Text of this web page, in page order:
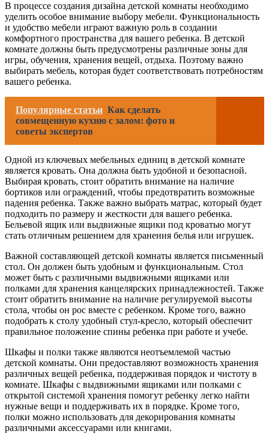
В процессе создания дизайна детской комнаты необходимо
уделить особое внимание выбору мебели. Функциональность
и удобство мебели играют важную роль в создании
комфортного пространства для вашего ребенка. В детской
комнате должны быть предусмотрены различные зоны для
игры, обучения, хранения вещей, отдыха. Поэтому важно
выбирать мебель, которая будет соответствовать потребностям
вашего ребенка.
Популярные статьи Как сделать
совмещенную кухню с залом: фото и
советы экспертов
Одной из ключевых мебельных единиц в детской комнате
является кровать. Она должна быть удобной и безопасной.
Выбирая кровать, стоит обратить внимание на наличие
бортиков или ограждений, чтобы предотвратить возможные
падения ребенка. Также важно выбрать матрас, который будет
подходить по размеру и жесткости для вашего ребенка.
Бельевой ящик или выдвижные ящики под кроватью могут
стать отличным решением для хранения белья или игрушек.
Важной составляющей детской комнаты является письменный
стол. Он должен быть удобным и функциональным. Стол
может быть с различными выдвижными ящиками или
полками для хранения канцелярских принадлежностей. Также
стоит обратить внимание на наличие регулируемой высоты
стола, чтобы он рос вместе с ребенком. Кроме того, важно
подобрать к столу удобный стул-кресло, который обеспечит
правильное положение спины ребенка при работе и учебе.
Шкафы и полки также являются неотъемлемой частью
детской комнаты. Они предоставляют возможность хранения
различных вещей ребенка, поддерживая порядок и чистоту в
комнате. Шкафы с выдвижными ящиками или полками с
открытой системой хранения помогут ребенку легко найти
нужные вещи и поддерживать их в порядке. Кроме того,
полки можно использовать для декорирования комнаты
различными аксессуарами или книгами.